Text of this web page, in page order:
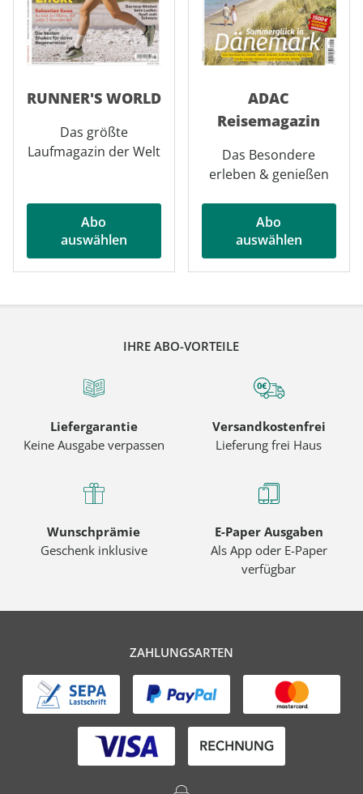
RUNNER'S WORLD
Das größte
Laufmagazin der Welt
Abo
auswählen
ADAC
Reisemagazin
Das Besondere
erleben & genießen
Abo
auswählen
IHRE ABO-VORTEILE
Liefergarantie
Keine Ausgabe verpassen
Versandkostenfrei
Lieferung frei Haus
Wunschprämie
Geschenk inklusive
E-Paper Ausgaben
Als App oder E-Paper
verfügbar
ZAHLUNGSARTEN